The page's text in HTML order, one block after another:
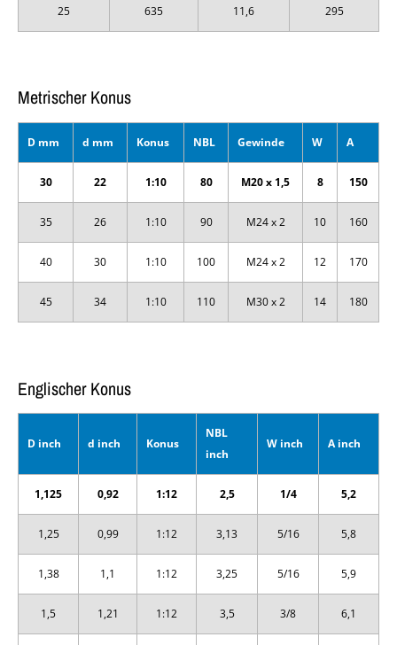
25 635 11,6 295
Metrischer Konus
D mm d mm Konus NBL Gewinde W A
30 22 1:10 80 M20 x 1,5 8 150
35 26 1:10 90 M24 x 2 10 160
40 30 1:10 100 M24 x 2 12 170
45 34 1:10 110 M30 x 2 14 180
Englischer Konus
D inch d inch Konus
NBL
inch
W inch A inch
1,125 0,92 1:12 2,5 1/4 5,2
1,25 0,99 1:12 3,13 5/16 5,8
1,38 1,1 1:12 3,25 5/16 5,9
1,5 1,21 1:12 3,5 3/8 6,1